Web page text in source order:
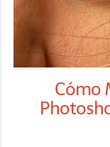
Cómo